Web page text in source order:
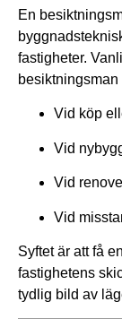
En
fastigheter.
besiktningsman
Vid köp
Vid
Vid
Vid
Syftet är att få
fastighetens
tydlig bild av